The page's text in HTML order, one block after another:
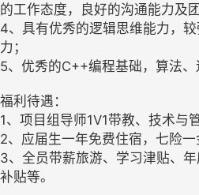
的工作态度，良好的沟通能力及
4、具有优秀的逻辑思维能力，
力；
5、优秀的C++编程基础，算法、
福利待遇：
1、项目组导师1V1带教、技术与
2、应届生一年免费住宿，七险一
3、全员带薪旅游、学习津贴、
补贴等。